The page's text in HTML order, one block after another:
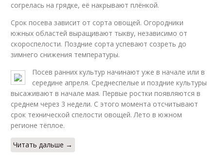
согрелась на грядке, её накрывают плёнкой.
Срок посева зависит от сорта овощей. Огородники
южных областей выращивают тыкву, независимо от
скороспелости. Поздние сорта успевают созреть до
зимнего снижения температуры.
Посев ранних культур начинают уже в начале или в
середине апреля. Среднеспелые и поздние культуры
высаживают в начале мая. Первые ростки появляются в
среднем через 3 недели. С этого момента отсчитывают
срок технической спелости овощей. Лето в южном
регионе тёплое.
Читать дальше →